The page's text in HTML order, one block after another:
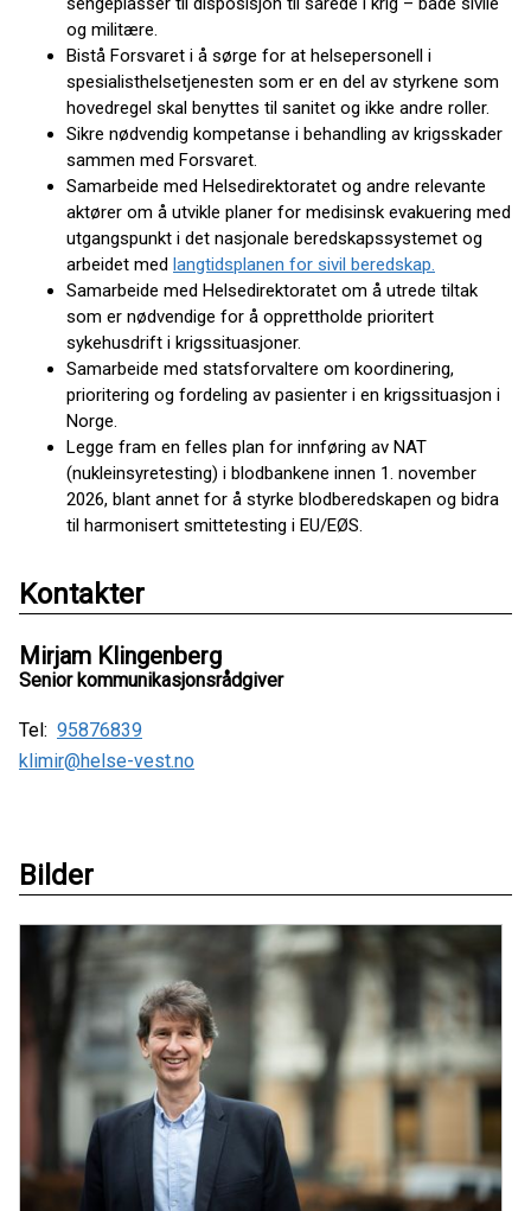
og militære.
Bistå Forsvaret i å sørge for at helsepersonell i
spesialisthelsetjenesten som er en del av styrkene som
hovedregel skal benyttes til sanitet og ikke andre roller.
Sikre nødvendig kompetanse i behandling av krigsskader
sammen med Forsvaret.
Samarbeide med Helsedirektoratet og andre relevante
aktører om å utvikle planer for medisinsk evakuering med
utgangspunkt i det nasjonale beredskapssystemet og
arbeidet med langtidsplanen for sivil beredskap.
Samarbeide med Helsedirektoratet om å utrede tiltak
som er nødvendige for å opprettholde prioritert
sykehusdrift i krigssituasjoner.
Samarbeide med statsforvaltere om koordinering,
prioritering og fordeling av pasienter i en krigssituasjon i
Norge.
Legge fram en felles plan for innføring av NAT
(nukleinsyretesting) i blodbankene innen 1. november
2026, blant annet for å styrke blodberedskapen og bidra
til harmonisert smittetesting i EU/EØS.
Kontakter
Mirjam Klingenberg
Senior kommunikasjonsrådgiver
Tel: 95876839
klimir@helse-vest.no
Bilder